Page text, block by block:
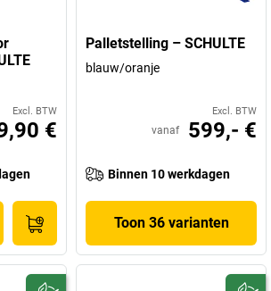
Excl. BTW
€
Palletstelling – SCHULTE
blauw/oranje
Excl. BTW
vanaf 599,- €
Binnen 10 werkdagen
Toon 36 varianten